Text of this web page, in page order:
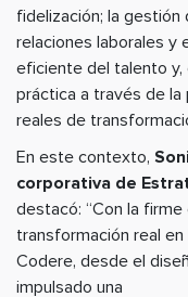
fidelización; la gestión
relaciones laborales y
eficiente del talento y,
práctica a través de la
reales de
En este contexto,
corporativa de
destacó: “Con la
transformación real
Codere, desde el
impulsado una